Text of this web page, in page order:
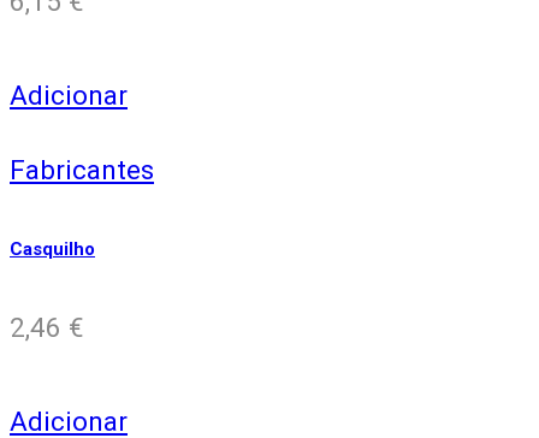
Adicionar
Fabricantes
Casquilho
2,46 €
Adicionar